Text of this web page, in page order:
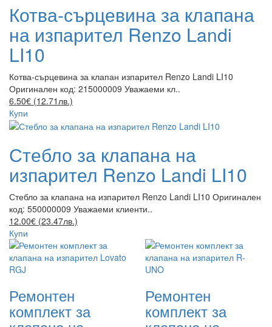
Котва-сърцевина за клапана
на изпарител Renzo Landi
LI10
Котва-сърцевина за клапан изпарител Renzo Landi LI10
Оригинален код: 215000009 Уважаеми кл..
6.50€ (12.71лв.)
Купи
Стебло за клапана на
изпарител Renzo Landi LI10
Стебло за клапана на изпарител Renzo Landi LI10 Оригинален
код: 550000009 Уважаеми клиенти..
12.00€ (23.47лв.)
Купи
Ремонтен
комплект за
Ремонтен
комплект за